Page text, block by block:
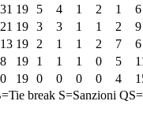
31 19 5 4 1 2 1 6
21 19 3 3 1 1 2 9
13 19 2 1 1 2 7 6
8 19 1 1 1 0 5
0 19 0 0 0 0 4
break S=Sanzioni